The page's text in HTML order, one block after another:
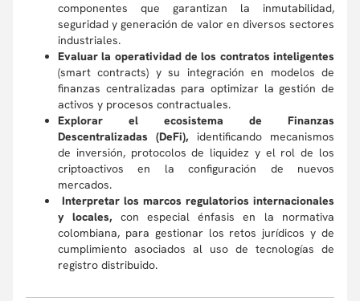
componentes que garantizan la inmutabilidad,
seguridad y generación de valor en diversos sectores
industriales.
Evaluar la operatividad de los contratos inteligentes
(smart contracts) y su integración en modelos de
finanzas centralizadas para optimizar la gestión de
activos y procesos contractuales.
Explorar el ecosistema de Finanzas
Descentralizadas (DeFi), identificando mecanismos
de inversión, protocolos de liquidez y el rol de los
criptoactivos en la configuración de nuevos
mercados.
Interpretar los marcos regulatorios internacionales
y locales, con especial énfasis en la normativa
colombiana, para gestionar los retos jurídicos y de
cumplimiento asociados al uso de tecnologías de
registro distribuido.